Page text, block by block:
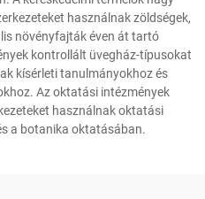
használnak zöldségek,
növényfajták éven át tartó
kontrollált üvegház-típusokat
kísérleti tanulmányokhoz és
Az oktatási intézmények
használnak oktatási
a botanika oktatásában.